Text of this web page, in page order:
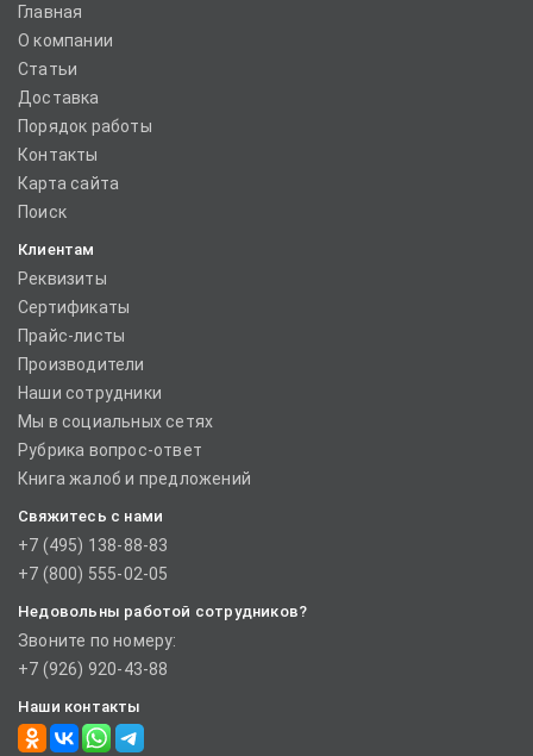
Главная
О компании
Статьи
Доставка
Порядок работы
Контакты
Карта сайта
Поиск
Клиентам
Реквизиты
Сертификаты
Прайс-листы
Производители
Наши сотрудники
Мы в социальных сетях
Рубрика вопрос-ответ
Книга жалоб и предложений
Свяжитесь с нами
+7 (495) 138-88-83
+7 (800) 555-02-05
Недовольны работой сотрудников?
Звоните по номеру:
+7 (926) 920-43-88
Наши контакты